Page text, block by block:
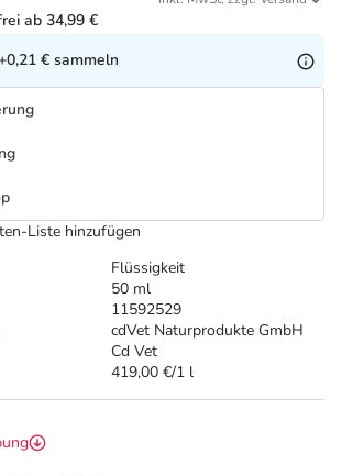
Flüssigkeit
50 ml
11592529
cdVet Naturprodukte GmbH
Cd Vet
419,00 €/1 l
ab 34,99 €
+0,21 € sammeln
Liste hinzufügen